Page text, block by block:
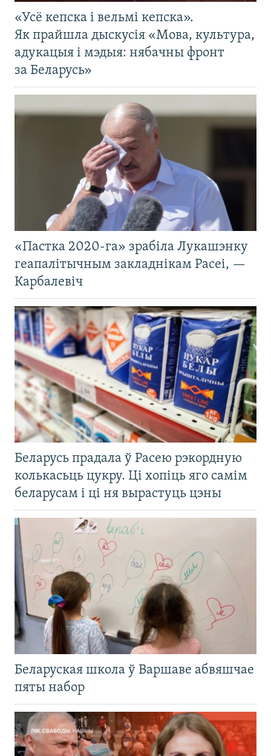
«Усё кепска і вельмі кепска».
Як прайшла дыскусія «Мова, культура,
адукацыя і мэдыя: нябачны фронт
за Беларусь»
«Пастка 2020-га» зрабіла Лукашэнку
геапалітычным закладнікам Расеі, —
Карбалевіч
Беларусь прадала ў Расею рэкордную
колькасьць цукру. Ці хопіць яго самім
беларусам і ці ня вырастуць цэны
Беларуская школа ў Варшаве абвяшчае
пяты набор